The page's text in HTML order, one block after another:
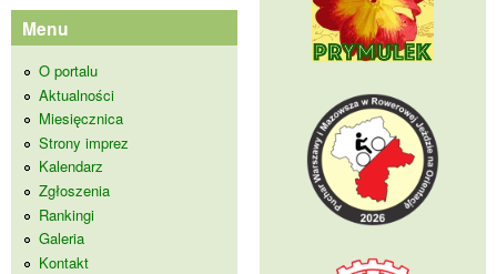
Menu
O portalu
Aktualności
Miesięcznica
Strony imprez
Kalendarz
Zgłoszenia
Rankingi
Galeria
Kontakt